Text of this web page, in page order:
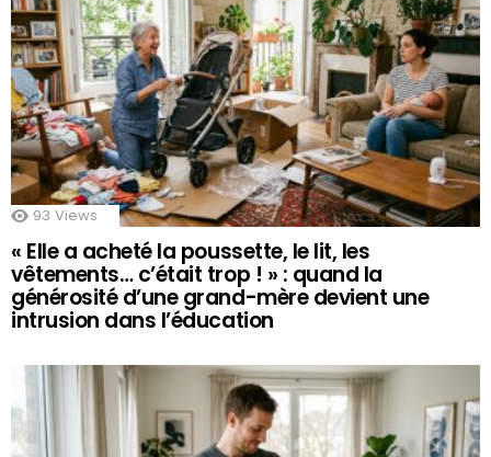
93 Views
« Elle a acheté la poussette, le lit, les
vêtements… c’était trop ! » : quand la
générosité d’une grand-mère devient une
intrusion dans l’éducation